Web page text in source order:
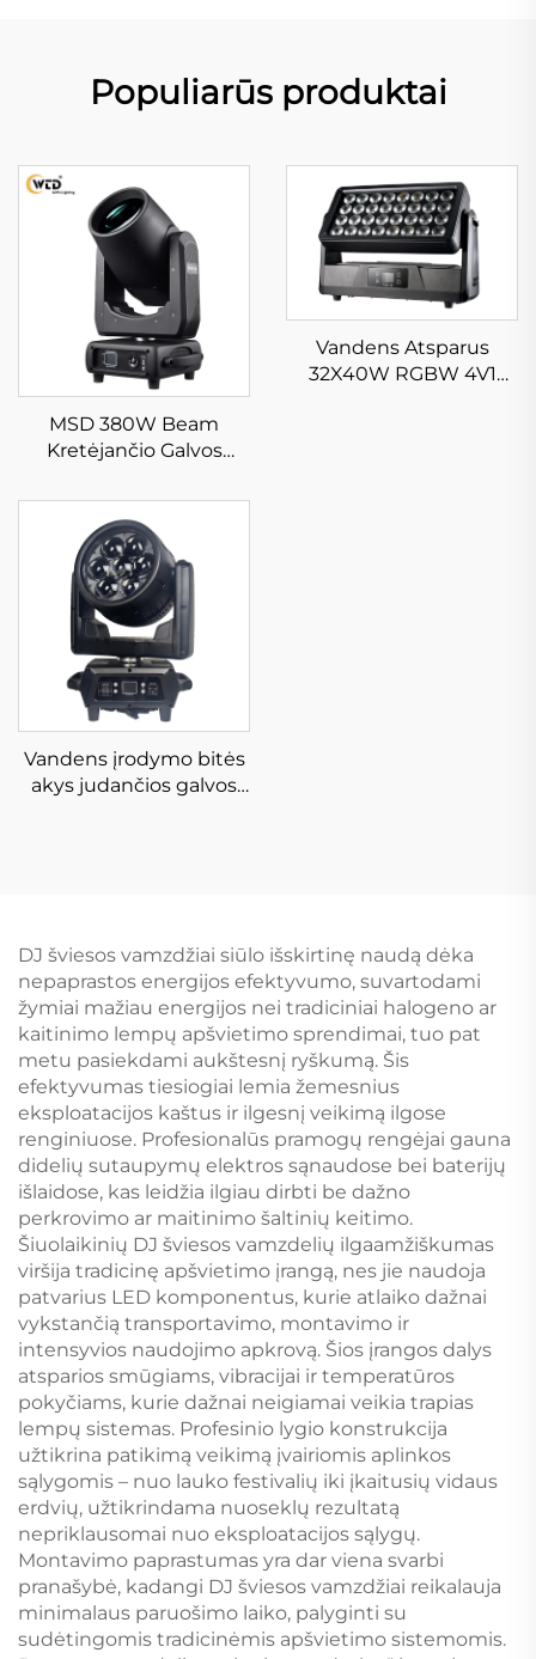
Populiarūs produktai
MSD 380W Beam
Kretėjančio Galvos
Kretėjančios Galvos
Šviesa Vedyboms
Koncertams Beam 380
Vandens Atsparus
32X40W RGBW 4V1
Vandens įrodymo bitės
akys judančios galvos
DJ šviesos vamzdžiai siūlo išskirtinę naudą dėka
nepaprastos energijos efektyvumo, suvartodami
žymiai mažiau energijos nei tradiciniai halogeno ar
kaitinimo lempų apšvietimo sprendimai, tuo pat
metu pasiekdami aukštesnį ryškumą. Šis
efektyvumas tiesiogiai lemia žemesnius
eksploatacijos kaštus ir ilgesnį veikimą ilgose
renginiuose. Profesionalūs pramogų rengėjai gauna
didelių sutaupymų elektros sąnaudose bei baterijų
išlaidose, kas leidžia ilgiau dirbti be dažno
perkrovimo ar maitinimo šaltinių keitimo.
Šiuolaikinių DJ šviesos vamzdelių ilgaamžiškumas
viršija tradicinę apšvietimo įrangą, nes jie naudoja
patvarius LED komponentus, kurie atlaiko dažnai
vykstančią transportavimo, montavimo ir
intensyvios naudojimo apkrovą. Šios įrangos dalys
atsparios smūgiams, vibracijai ir temperatūros
pokyčiams, kurie dažnai neigiamai veikia trapias
lempų sistemas. Profesinio lygio konstrukcija
užtikrina patikimą veikimą įvairiomis aplinkos
sąlygomis – nuo lauko festivalių iki įkaitusių vidaus
erdvių, užtikrindama nuoseklų rezultatą
nepriklausomai nuo eksploatacijos sąlygų.
Montavimo paprastumas yra dar viena svarbi
pranašybė, kadangi DJ šviesos vamzdžiai reikalauja
minimalaus paruošimo laiko, palyginti su
sudėtingomis tradicinėmis apšvietimo sistemomis.